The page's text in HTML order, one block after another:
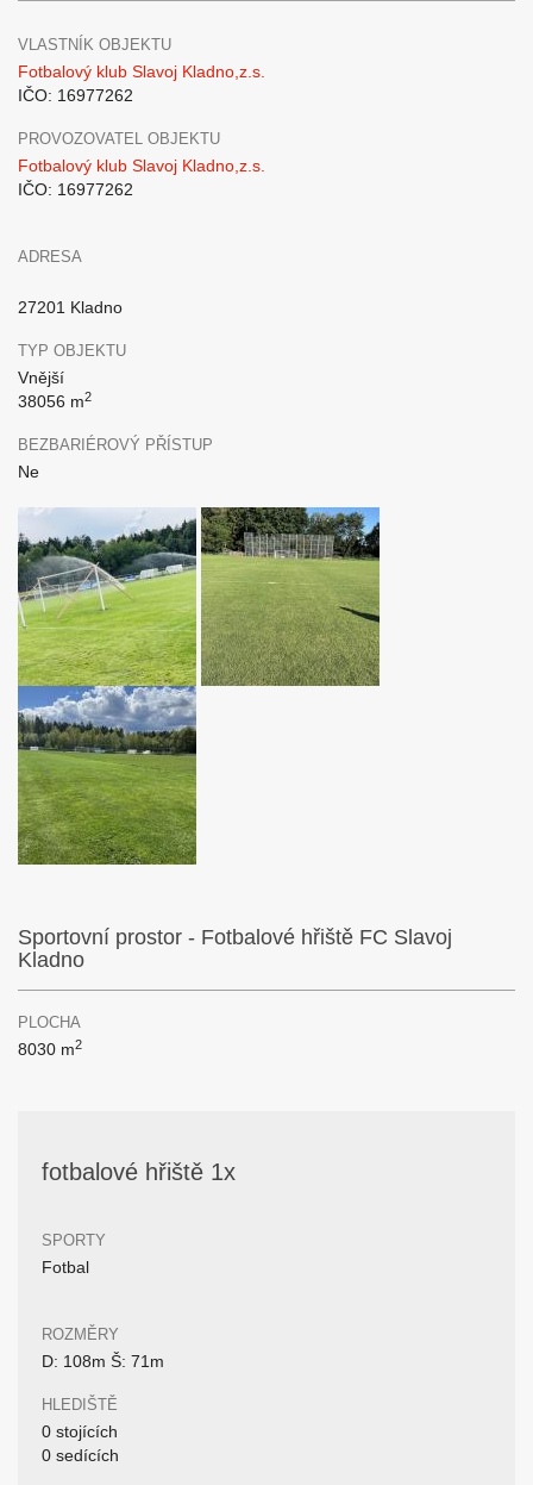
VLASTNÍK OBJEKTU
Fotbalový klub Slavoj Kladno,z.s.
IČO: 16977262
PROVOZOVATEL OBJEKTU
Fotbalový klub Slavoj Kladno,z.s.
IČO: 16977262
ADRESA
27201 Kladno
TYP OBJEKTU
Vnější
38056 m2
BEZBARIÉROVÝ PŘÍSTUP
Ne
Sportovní prostor - Fotbalové hřiště FC Slavoj
Kladno
PLOCHA
8030 m2
fotbalové hřiště 1x
SPORTY
Fotbal
ROZMĚRY
D: 108m Š: 71m
HLEDIŠTĚ
0 stojících
0 sedících